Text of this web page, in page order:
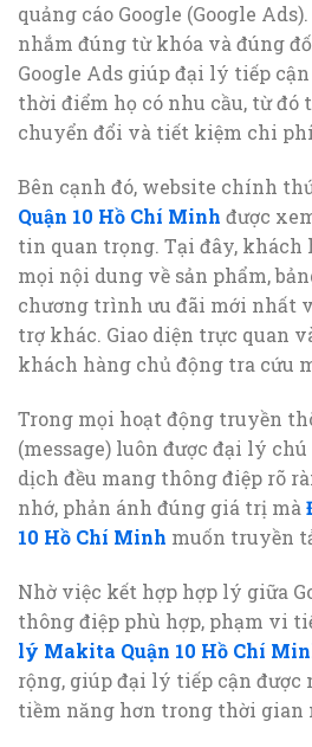
quảng cáo Google (Google
nhắm đúng từ khóa và đúng
Google Ads giúp đại lý tiếp
thời điểm họ có nhu cầu, từ đó
chuyển đổi và tiết kiệm chi
Bên cạnh đó, website chính
Quận 10 Hồ Chí Minh được
tin quan trọng. Tại đây,
mọi nội dung về sản phẩm,
chương trình ưu đãi mới nhất
trợ khác. Giao diện trực quan
khách hàng chủ động tra cứu
Trong mọi hoạt động truyền
(message) luôn được đại lý
dịch đều mang thông điệp rõ
nhớ, phản ánh đúng giá trị mà
10 Hồ Chí Minh muốn truyền
Nhờ việc kết hợp hợp lý giữa
thông điệp phù hợp, phạm vi
lý Makita Quận 10 Hồ Chí
rộng, giúp đại lý tiếp cận được
tiềm năng hơn trong thời gian